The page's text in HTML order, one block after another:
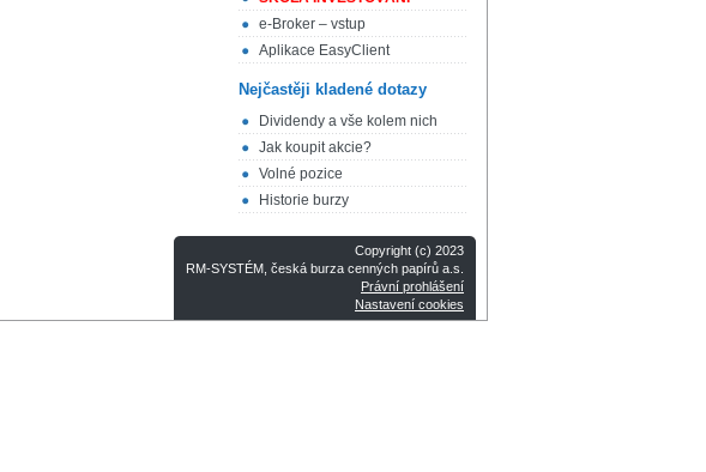
e-Broker – vstup
Aplikace EasyClient
Nejčastěji kladené dotazy
Dividendy a vše kolem nich
Jak koupit akcie?
Volné pozice
Historie burzy
Copyright (c) 2023
RM-SYSTÉM, česká burza cenných papírů a.s.
Právní prohlášení
Nastavení cookies